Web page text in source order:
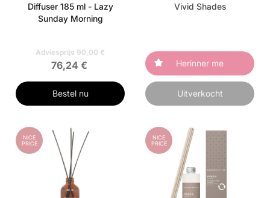
Diffuser 185 ml - Lazy
Sunday Morning
Adviesprijs 90,00 €
76,24 €
Bestel nu
Vivid Shades
Herinner me
Uitverkocht
NICE
PRICE
NICE
PRICE